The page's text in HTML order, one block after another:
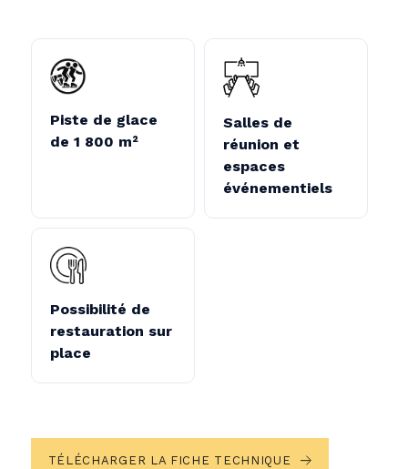
Piste de glace
de 1 800 m²
Salles de
réunion et
espaces
événementiels
Possibilité de
restauration sur
place
TÉLÉCHARGER LA FICHE TECHNIQUE